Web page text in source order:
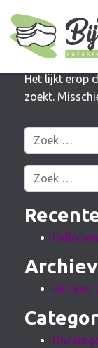
Niets
Het lijkt erop
zoekt.
Zoek naar:
Zoek naar:
Hello
oktober